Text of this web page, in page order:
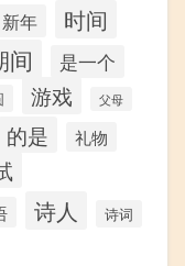
新年 时间
间 是一个
游戏 父母
的是 礼物
诗人 诗词